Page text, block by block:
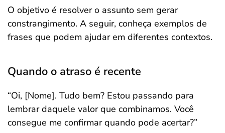
O objetivo é resolver o assunto sem gerar
constrangimento. A seguir, conheça exemplos de
frases que podem ajudar em diferentes contextos.
Quando o atraso é recente
“Oi, [Nome]. Tudo bem? Estou passando para
lembrar daquele valor que combinamos. Você
consegue me confirmar quando pode acertar?”